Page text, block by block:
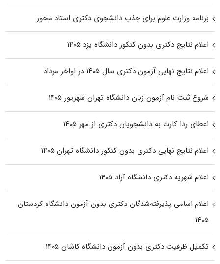
برنامه وزارت علوم برای جذب دانشجوی دکتری استاد محور
اعلام نتایج دکتری بدون کنکور دانشگاه یزد ۱۴۰۵
اعلام نتایج نهایی آزمون دکتری سال ۱۴۰۵ در اواخر مرداد
شروع ثبت نام آزمون زبان دانشگاه تهران شهریور ۱۴۰۵
اعطای ردا کارت به دانشجویان دکتری از مهر ۱۴۰۵
اعلام نتایج نهایی دکتری بدون کنکور دانشگاه تهران ۱۴۰۵
اعلام شهریه دکتری دانشگاه آزاد ۱۴۰۵
اعلام اسامی پذیرفته‌شدگان دکتری بدون آزمون دانشگاه کردستان
۱۴۰۵
تکمیل ظرفیت دکتری بدون آزمون دانشگاه کاشان ۱۴۰۵